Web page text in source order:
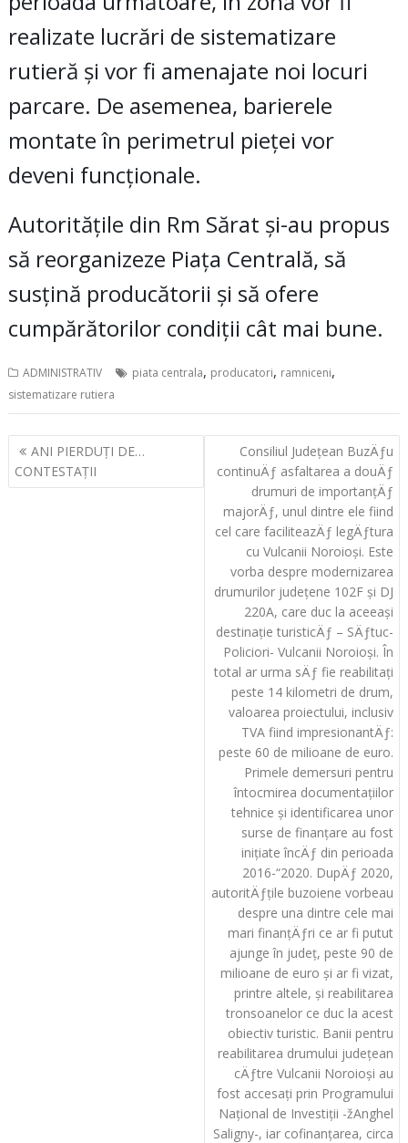
realizate lucrări de sistematizare
rutieră și vor fi amenajate noi locuri
parcare. De asemenea, barierele
montate în perimetrul pieței vor
deveni funcționale.
Autoritățile din Rm Sărat și-au propus
să reorganizeze Piața Centrală, să
susțină producătorii și să ofere
cumpărătorilor condiții cât mai bune.
ADMINISTRATIV piata centrala, producatori, ramniceni,
sistematizare rutiera
Navigare
în
articole
ANI PIERDUȚI DE…
CONTESTAȚII
Consiliul Județean BuzÄƒu
continuÄƒ asfaltarea a douÄƒ
drumuri de importanțÄƒ
majorÄƒ, unul dintre ele fiind
cel care faciliteazÄƒ legÄƒtura
cu Vulcanii Noroioși. Este
vorba despre modernizarea
drumurilor județene 102F și DJ
220A, care duc la aceeași
destinație turisticÄƒ – SÄƒtuc-
Policiori- Vulcanii Noroioși. În
total ar urma sÄƒ fie reabilitați
peste 14 kilometri de drum,
valoarea proiectului, inclusiv
TVA fiind impresionantÄƒ:
peste 60 de milioane de euro.
Primele demersuri pentru
întocmirea documentațiilor
tehnice și identificarea unor
surse de finanțare au fost
inițiate încÄƒ din perioada
2016-“2020. DupÄƒ 2020,
autoritÄƒțile buzoiene vorbeau
despre una dintre cele mai
mari finanțÄƒri ce ar fi putut
ajunge în județ, peste 90 de
milioane de euro și ar fi vizat,
printre altele, și reabilitarea
tronsoanelor ce duc la acest
obiectiv turistic. Banii pentru
reabilitarea drumului județean
cÄƒtre Vulcanii Noroioși au
fost accesați prin Programului
Național de Investiții -žAnghel
Saligny-, iar cofinanțarea, circa